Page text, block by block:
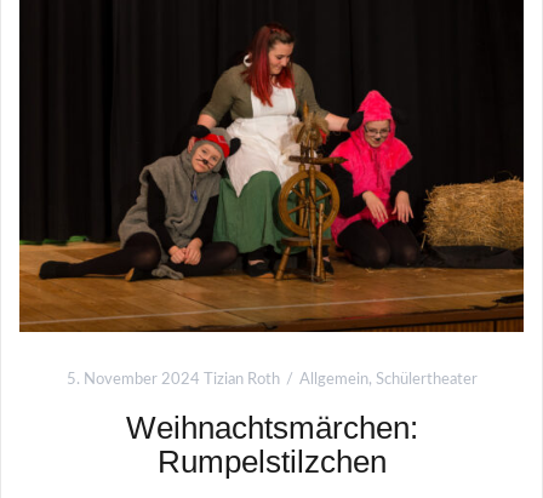
5. November 2024 Tizian Roth Allgemein, Schülertheater
Weihnachtsmärchen:
Rumpelstilzchen